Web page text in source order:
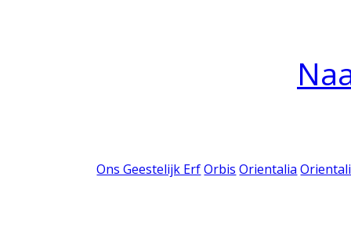
Ons Geestelijk Erf Orbis Orientalia